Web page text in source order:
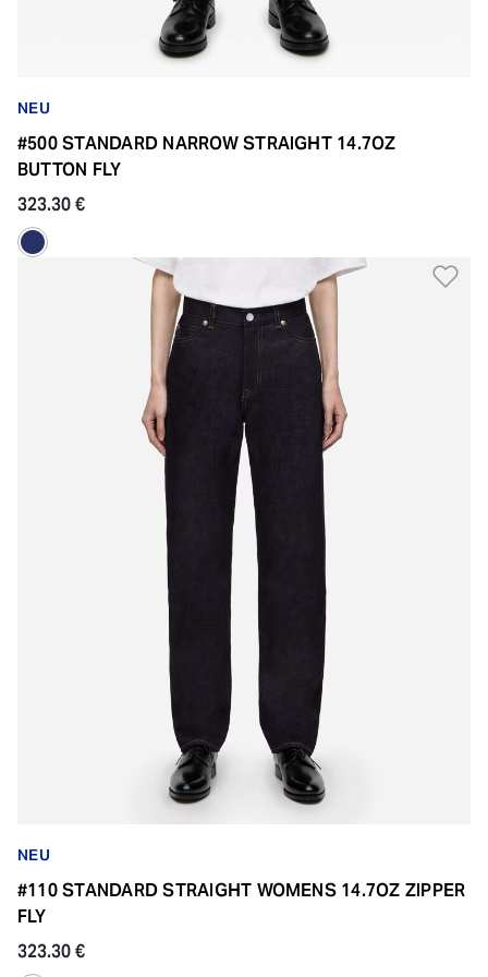
NEU
#500 STANDARD NARROW STRAIGHT 14.7OZ
BUTTON FLY
323.30 €
NEU
#110 STANDARD STRAIGHT WOMENS 14.7OZ ZIPPER
FLY
323.30 €